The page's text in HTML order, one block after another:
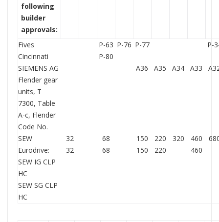
following
builder
approvals:
Fives
Cincinnati
P-63
P-80
P-76 P-77 P-
SIEMENS AG
Flender gear
units, T
7300, Table
A-c, Flender
Code No.
A36 A35 A34 A33
SEW
Eurodrive:
SEW IG CLP
HC
SEW SG CLP
HC
32
32
68
68
150
150
220
220
320
460
460